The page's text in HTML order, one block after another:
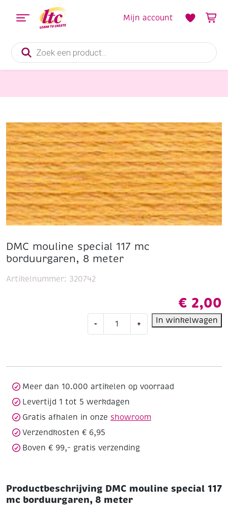
Producten
zoeken
Mijn account
DMC mouline special 117 mc
borduurgaren, 8 meter
€ 2,00
-
mouline
8
meter
+ In winkelwagen
Artikelnummer: 320742
Meer dan 10.000 artikelen op voorraad
Levertijd 1 tot 5 werkdagen
Gratis afhalen in onze showroom
Verzendkosten € 6,95
Boven € 99,- gratis verzending
Productbeschrijving DMC mouline special 117
mc borduurgaren, 8 meter